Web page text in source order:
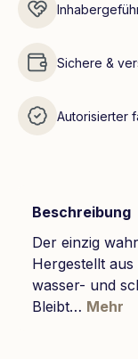
Sichere &
Autorisierter
Beschreibung
Der einzig
Hergestellt
wasser- und
Bleibt… Mehr